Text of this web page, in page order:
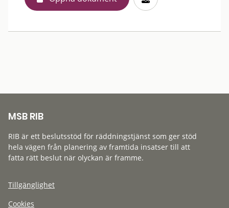
MSB RIB
RIB är ett beslutsstöd för räddningstjänst som ger stöd
hela vägen från planering av framtida insatser till att
fatta rätt beslut när olyckan är framme.
Tillgänglighet
Cookies